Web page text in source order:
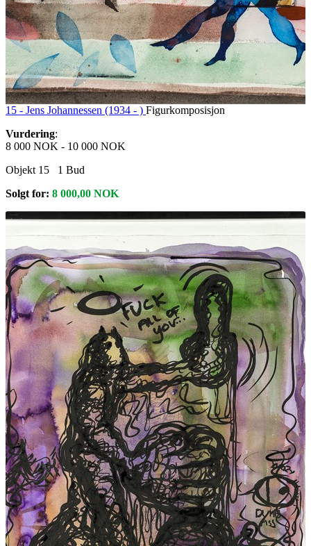
15 - Jens Johannessen (1934 - ) Figurkomposisjon
Vurdering:
8 000 NOK - 10 000 NOK
Objekt 15
1 Bud
Solgt for: 8 000,00 NOK